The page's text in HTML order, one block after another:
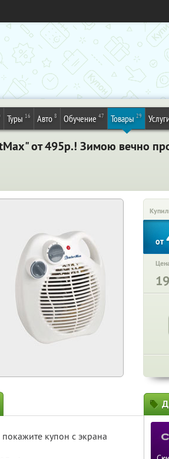
Туры 16 Авто 8 Обучение 47 Товары 29
от 495р.! Зимою вечно
от
покажите купон с экрана